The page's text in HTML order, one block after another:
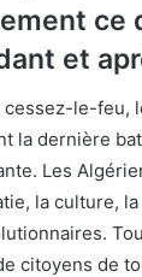
ce
et
le-feu,
la dernière
Les
la culture,
citoyens de